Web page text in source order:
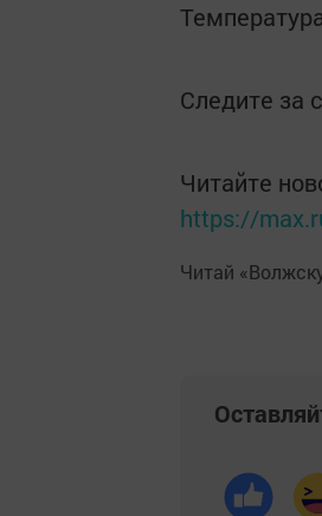
Следите
Читайте
https://
Читай